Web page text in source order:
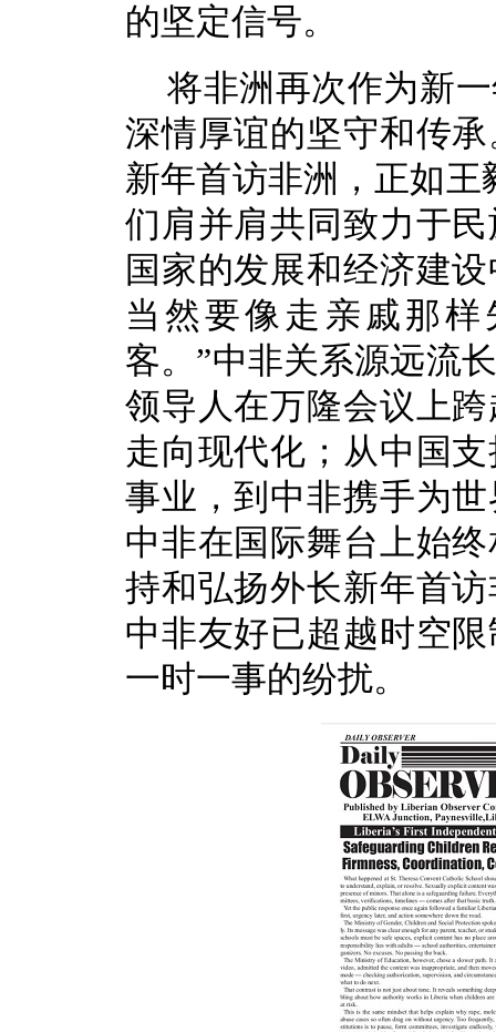
的坚定信号。
将非洲再次作为新
深情厚谊的坚守和传
新年首访非洲，正如
们肩并肩共同致力于
国家的发展和经济建
当然要像走亲戚那
客。”中非关系源远流
领导人在万隆会议上
走向现代化；从中国
事业，到中非携手为
中非在国际舞台上始
持和弘扬外长新年首
中非友好已超越时空
一时一事的纷扰。